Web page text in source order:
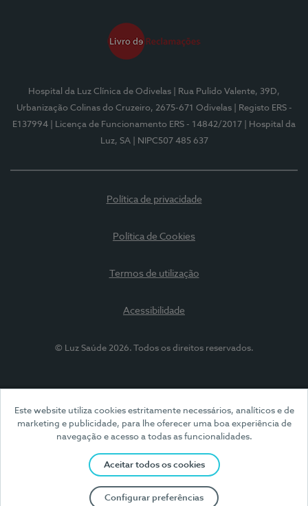
Este website utiliza cookies estritamente necessários, analíticos e de
marketing e publicidade, para lhe oferecer uma boa experiência de
navegação e acesso a todas as funcionalidades.
Aceitar todos os cookies
Configurar preferências
Hospital da Luz Clínica de Odivelas
| Rua Pulido Valente, 39D,
Urbanização Colinas do Cruzeiro, 2675-671 Odivelas
| Registo ERS -
E137994
| Licença de Funcionamento ERS - 14842/2017
| Hospital da
Luz, SA
| NIPC507 485 637
Política de privacidade
Política de Cookies
Termos de utilização
Acessibilidade
© Luz Saúde 2026. Todos os direitos reservados.